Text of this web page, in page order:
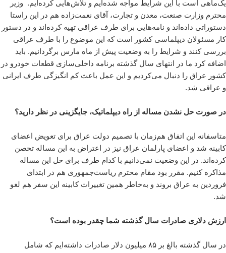
یک‌ماهی است با این شرایط مواجه شده‌ایم و تلاش‌هایی کرده‌ایم. وزیر
محترم وزارت صنعت، معدن و تجارت، آقای نعمت‌زاده هم در این راستا
دستوراتی داده‌اند و نامه‌هایی برای طرف عراقی تهیه کرده‌اند و در دستور
کار مسئولان دیپلماسی کشور است که این موضوع را با طرف عراقی
بررسی کنند و شرایط را به وضعیت پیش از ماه مارس برگردانیم. باید
اضافه کرد ما در انتهای سال گذشته برنامه داخلی‌سازی قطعات خودرو در
کشور عراق را دنبال می‌کردیم و این عمل باعث کم انگیزگی طرف ایرانی
و عراقی شد.
در صورت حل نشدن مساله از راه دیپلماتیک، جایگزینی در نظر دارید؟
متاسفانه این اتفاق هم‌زمان با تصمیم دولت عراق برای تعویض اعضای
کابینه شد و اعضای پارلمان عراق نیز در اعتراض به این مساله تحصن
کرده‌اند. در این وضعیت نمی‌دانیم با کدام طرف برای حل این مساله
مذاکره کنیم. مقرر بود مقام محترم ریاست‌جمهوری هم در ابتدای
فروردین به عراق بروند و به‌خاطر همین تغییرات کابینه این سفر هم لغو
شد.
ارزش دلاری صادرات سال گذشته شما چقدر بوده است؟
در سال گذشته بالغ بر ۸۵ میلیون دلار صادرات داشته‌ایم که شامل